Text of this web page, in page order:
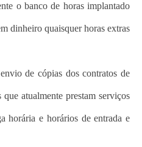
o banco de horas implantado
dinheiro quaisquer horas extras
de cópias dos contratos de
atualmente prestam serviços
horária e horários de entrada e